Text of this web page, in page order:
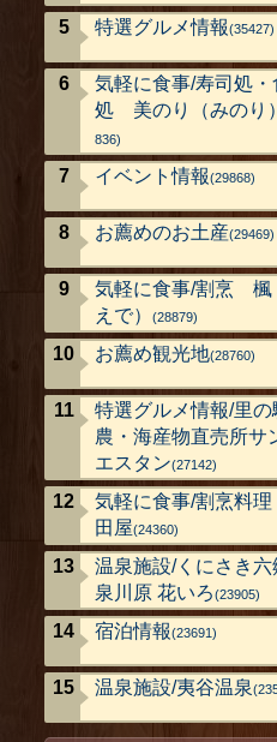
特選グルメ情報(35427)
気軽に食事/寿司処・
処 美のり（みのり）
836)
イベント情報(29868)
お薦めのお土産(29469)
気軽に食事/割烹 楓
えで）
(28879)
お薦め観光地(28760)
特選グルメ情報/里
農・海産物直売所サ
エスタン(27142)
気軽に食事/割烹料
田屋(24360)
温泉施設/くにさき六
泉川原 花いろ(23905)
宿泊情報(23691)
温泉施設/夷谷温泉